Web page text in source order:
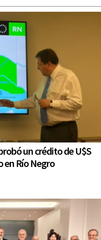
un crédito de U$S
en Río Negro